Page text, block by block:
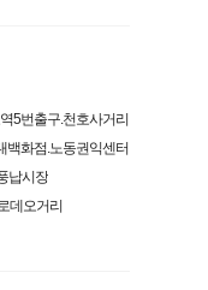
5번출구.천호사거리
백화점.노동권익센터
납시장
데오거리